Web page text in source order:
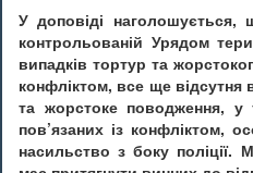
У доповіді
контрольованій Урядом
випадків тортур та
конфліктом, все ще відсутня
та жорстоке поводження,
пов’язаних із конфліктом,
насильство з боку